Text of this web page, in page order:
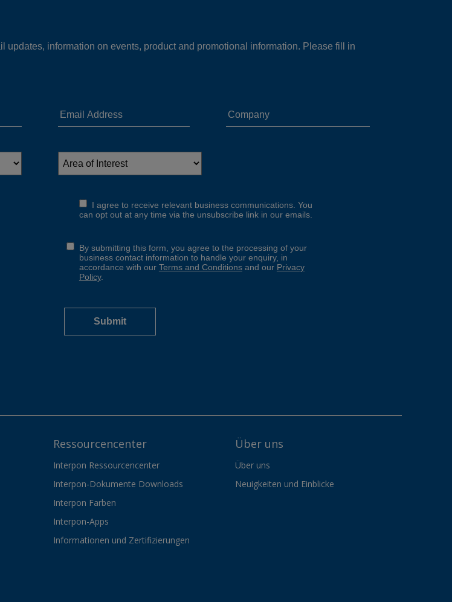
Ressourcencenter
Interpon Ressourcencenter
Interpon-Dokumente Downloads
Interpon Farben
Interpon-Apps
Informationen und Zertifizierungen
Über uns
Über uns
Neuigkeiten und Einblicke